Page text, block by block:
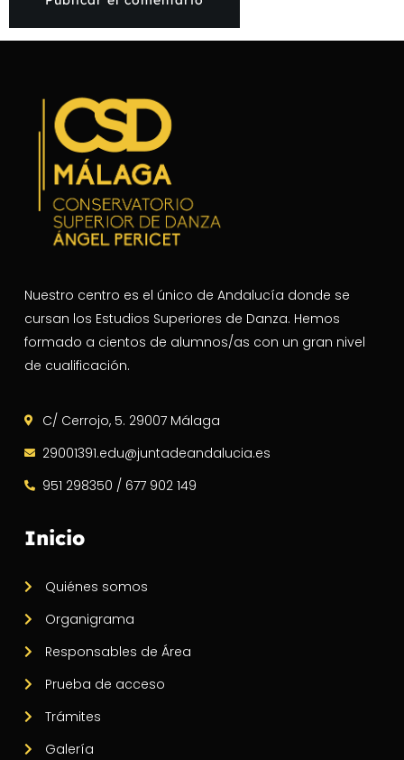
Nuestro centro es el único de Andalucía donde se
cursan los Estudios Superiores de Danza. Hemos
formado a cientos de alumnos/as con un gran nivel
de cualificación.
C/ Cerrojo, 5. 29007 Málaga
29001391.edu@juntadeandalucia.es
951 298350 / 677 902 149
Inicio
Quiénes somos
Organigrama
Responsables de Área
Prueba de acceso
Trámites
Galería